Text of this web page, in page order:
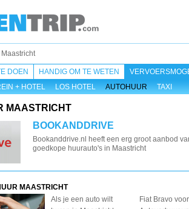
DOEN HANDIG OM TE WETEN
+ HOTEL LOS HOTEL AUTOHUUR TAXI
MAASTRICHT
BOOKANDDRIVE
Bookanddrive.nl heeft een erg groot aanbod
goedkope huurauto's in Maastricht
MAASTRICHT
Als je een auto wilt
Fiat Bravo